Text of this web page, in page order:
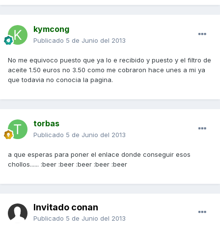
kymcong
Publicado 5 de Junio del 2013
No me equivoco puesto que ya lo e recibido y puesto y el filtro de
aceite 1.50 euros no 3.50 como me cobraron hace unes a mi ya
que todavia no conocia la pagina.
torbas
Publicado 5 de Junio del 2013
a que esperas para poner el enlace donde conseguir esos
chollos...... :beer :beer :beer :beer :beer
Invitado conan
Publicado 5 de Junio del 2013